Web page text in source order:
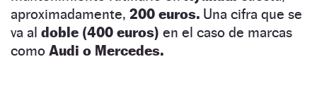
aproximadamente, 200 euros. Una cifra que se
va al doble (400 euros) en el caso de marcas
como Audi o Mercedes.